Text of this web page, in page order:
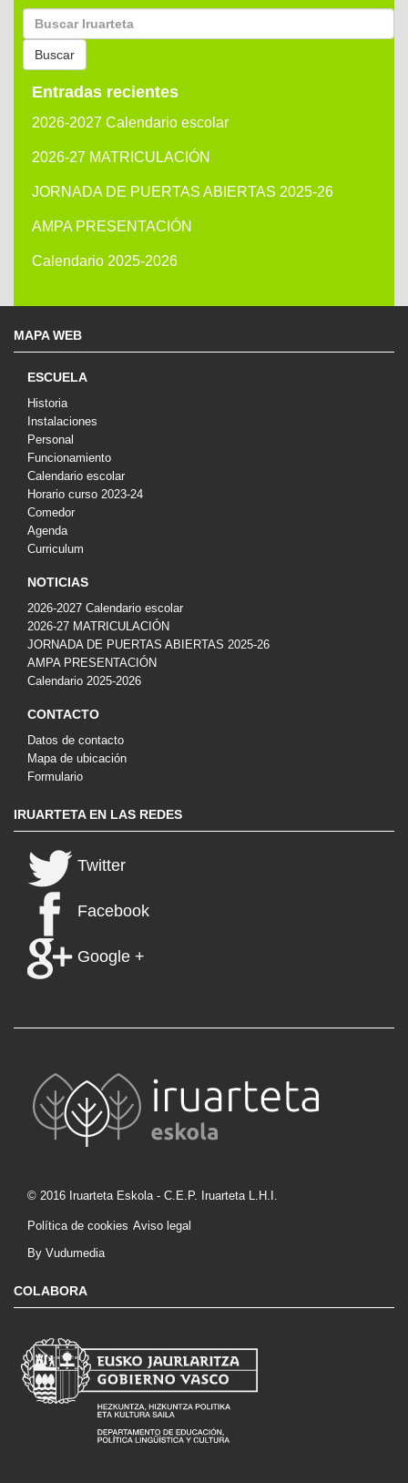
Buscar
por:
Buscar
Entradas recientes
2026-2027 Calendario escolar
2026-27 MATRICULACIÓN
JORNADA DE PUERTAS ABIERTAS 2025-26
AMPA PRESENTACIÓN
Calendario 2025-2026
MAPA WEB
ESCUELA
Historia
Instalaciones
Personal
Funcionamiento
Calendario escolar
Horario curso 2023-24
Comedor
Agenda
Curriculum
NOTICIAS
2026-2027 Calendario escolar
2026-27 MATRICULACIÓN
JORNADA DE PUERTAS ABIERTAS 2025-26
AMPA PRESENTACIÓN
Calendario 2025-2026
CONTACTO
Datos de contacto
Mapa de ubicación
Formulario
IRUARTETA EN LAS REDES
Twitter
Facebook
Google +
© 2016 Iruarteta Eskola - C.E.P. Iruarteta L.H.I.
Política de cookies Aviso legal
By Vudumedia
COLABORA